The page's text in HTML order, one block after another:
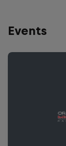
Events